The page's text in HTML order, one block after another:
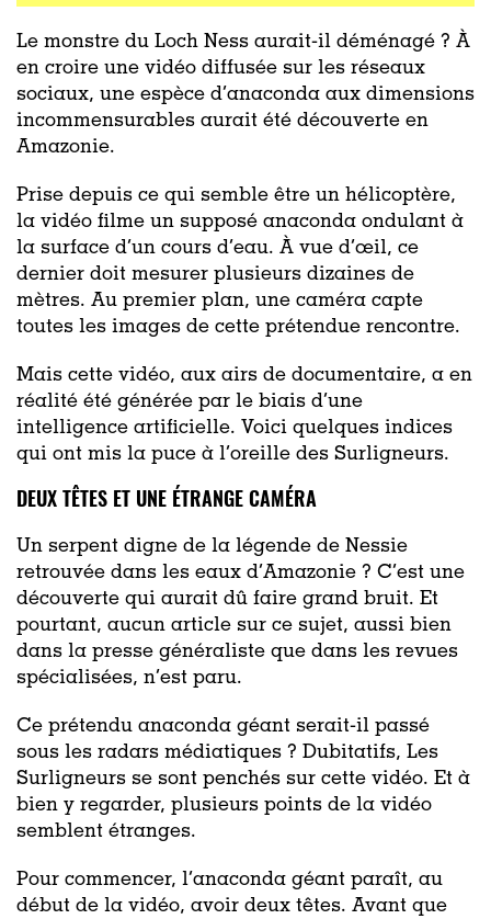
Le monstre du Loch Ness aurait-il déménagé ? À
en croire une vidéo diffusée sur les réseaux
sociaux, une espèce d’anaconda aux dimensions
incommensurables aurait été découverte en
Amazonie.
Prise depuis ce qui semble être un hélicoptère,
la vidéo filme un supposé anaconda ondulant à
la surface d’un cours d’eau. À vue d’œil, ce
dernier doit mesurer plusieurs dizaines de
mètres. Au premier plan, une caméra capte
toutes les images de cette prétendue rencontre.
Mais cette vidéo, aux airs de documentaire, a en
réalité été générée par le biais d’une
intelligence artificielle. Voici quelques indices
qui ont mis la puce à l’oreille des Surligneurs.
DEUX TÊTES ET UNE ÉTRANGE CAMÉRA
Un serpent digne de la légende de Nessie
retrouvée dans les eaux d’Amazonie ? C’est une
découverte qui aurait dû faire grand bruit. Et
pourtant, aucun article sur ce sujet, aussi bien
dans la presse généraliste que dans les revues
spécialisées, n’est paru.
Ce prétendu anaconda géant serait-il passé
sous les radars médiatiques ? Dubitatifs, Les
Surligneurs se sont penchés sur cette vidéo. Et à
bien y regarder, plusieurs points de la vidéo
semblent étranges.
Pour commencer, l’anaconda géant paraît, au
début de la vidéo, avoir deux têtes. Avant que